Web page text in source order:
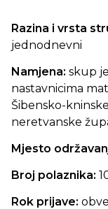
Razina i vrsta
jednodnevni
Namjena: skup
nastavnicima
Šibensko-
neretvanske
Mjesto
Broj polaznika:
Rok prijave: